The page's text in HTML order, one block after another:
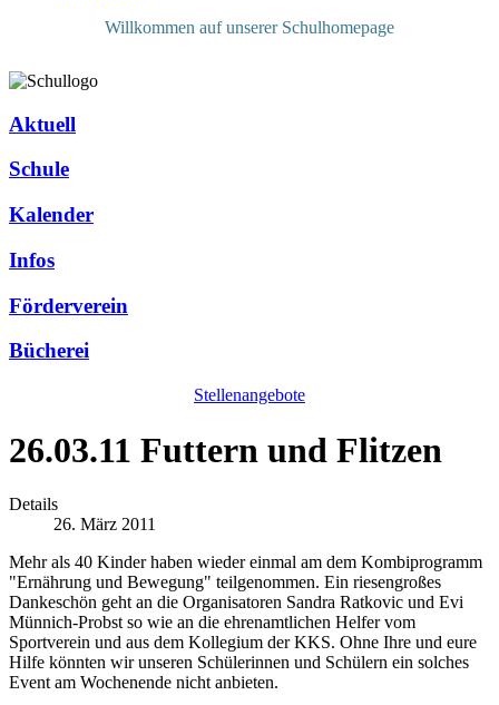
Willkommen auf unserer Schulhomepage
Aktuell
Schule
Kalender
Infos
Förderverein
Bücherei
Stellenangebote
26.03.11 Futtern und Flitzen
Details
26. März 2011
Mehr als 40 Kinder haben wieder einmal am dem Kombiprogramm
"Ernährung und Bewegung" teilgenommen. Ein riesengroßes
Dankeschön geht an die Organisatoren Sandra Ratkovic und Evi
Münnich-Probst so wie an die ehrenamtlichen Helfer vom
Sportverein und aus dem Kollegium der KKS. Ohne Ihre und eure
Hilfe könnten wir unseren Schülerinnen und Schülern ein solches
Event am Wochenende nicht anbieten.